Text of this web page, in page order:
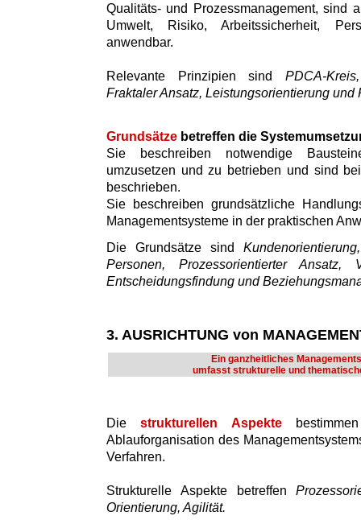
Qualitäts- und Prozessmanagement, sind
Umwelt, Risiko, Arbeitssicherheit,
anwendbar.
Relevante Prinzipien sind PDCA-
Fraktaler Ansatz, Leistungsorientierung und
Grundsätze betreffen die
Sie beschreiben notwendige
umzusetzen und zu betrieben und sind
beschrieben.
Sie beschreiben grundsätzliche
Managementsysteme in der praktischen
Die Grundsätze sind
Personen, Prozessorientierter Ansatz,
Entscheidungsfindung und
3. AUSRICHTUNG von
Ein ganzheitliches
umfasst strukturelle und
Diestrukturellen Aspekte
Ablauforganisation des
Verfahren.
Strukturelle Aspekte betreffen
Orientierung, Agilität.